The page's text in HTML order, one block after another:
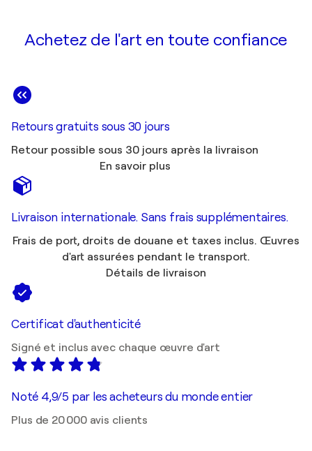
Achetez de l'art en toute confiance
Retours gratuits sous 30 jours
Retour possible sous 30 jours après la livraison
En savoir plus
Livraison internationale. Sans frais supplémentaires.
Frais de port, droits de douane et taxes inclus. Œuvres
d'art assurées pendant le transport.
Détails de livraison
Certificat d'authenticité
Signé et inclus avec chaque œuvre d'art
Noté 4,9/5 par les acheteurs du monde entier
Plus de 20 000 avis clients